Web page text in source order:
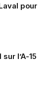
pour
l’A-15